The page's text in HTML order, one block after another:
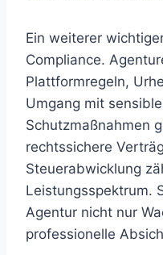
Ein weiterer
Compliance.
Plattformregeln,
Umgang mit
Schutzmaßnahmen
rechtssichere
Steuerabwicklung
Leistungsspektrum.
Agentur nicht nur
professionelle